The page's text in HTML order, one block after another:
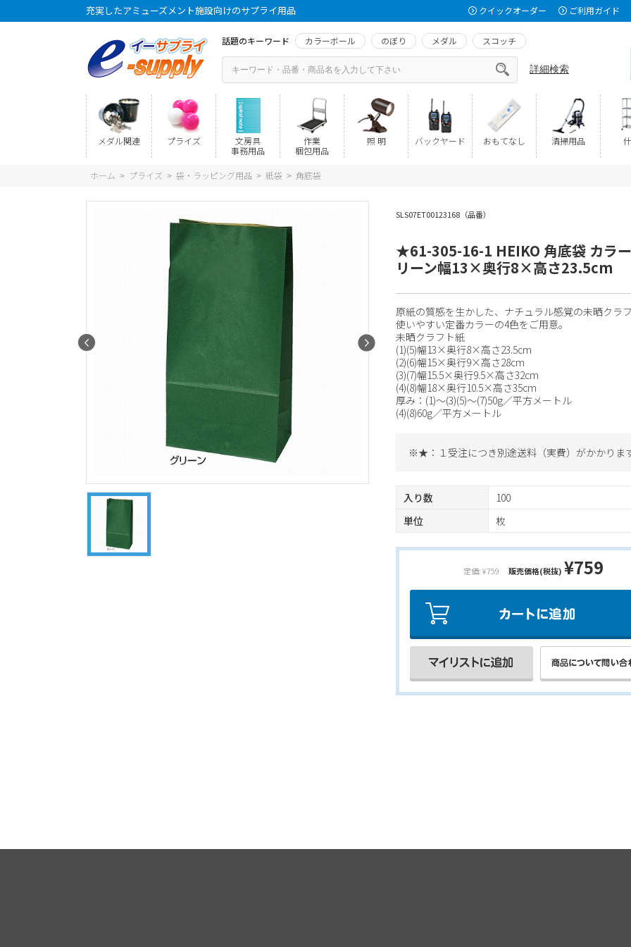
充実したアミューズメント施設向けのサプライ用品 クイックオーダー ご利用ガイド
話題のキーワード カラーボール のぼり メダル スコッチ
詳細検索
メダル関連 プライズ
文房具
事務用品
作業
梱包用品
照 明 バックヤード おもてなし 清掃用品
ホーム > プライズ > 袋・ラッピング用品 > 紙袋 > 角底袋
SLS07ET00123168（品番）
★61-305-16-1 HEIKO 角底袋 カラ
リーン幅13×奥行8×高さ23.5cm
原紙の質感を生かした、ナチュラル感覚の未晒クラ
使いやすい定番カラーの4色をご用意。
未晒クラフト紙
(1)(5)幅13×奥行8×高さ23.5cm
(2)(6)幅15×奥行9×高さ28cm
(3)(7)幅15.5×奥行9.5×高さ32cm
(4)(8)幅18×奥行10.5×高さ35cm
厚み：(1)～(3)(5)～(7)50g／平方メートル
(4)(8)60g／平方メートル
※★：１受注につき別途送料（実費）がかかりま
入り数
100
単位
枚
定価: ¥759 販売価格(税抜) ¥759